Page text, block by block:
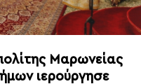
Μαρωνείας
ιερούργησε